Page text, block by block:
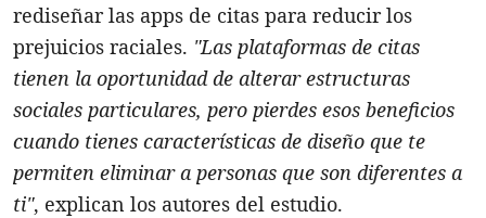
rediseñar las apps de citas para reducir los
prejuicios raciales. "Las plataformas de citas
tienen la oportunidad de alterar estructuras
sociales particulares, pero pierdes esos beneficios
cuando tienes características de diseño que te
permiten eliminar a personas que son diferentes a
ti", explican los autores del estudio.